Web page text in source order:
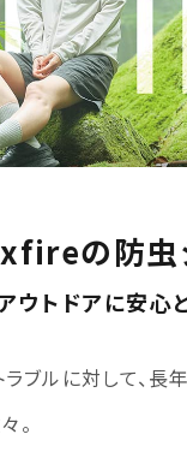
の防虫
ウトドアに安心
ブルに対して、
。